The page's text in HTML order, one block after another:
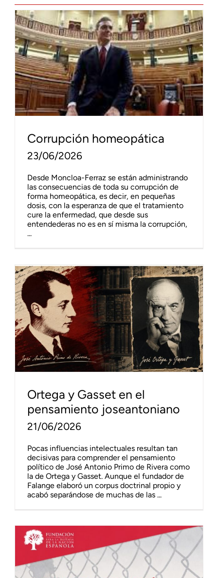
Corrupción homeopática
23/06/2026
Desde Moncloa-Ferraz se están administrando
las consecuencias de toda su corrupción de
forma homeopática, es decir, en pequeñas
dosis, con la esperanza de que el tratamiento
cure la enfermedad, que desde sus
entendederas no es en sí misma la corrupción,
...
Ortega y Gasset en el
pensamiento joseantoniano
21/06/2026
Pocas influencias intelectuales resultan tan
decisivas para comprender el pensamiento
político de José Antonio Primo de Rivera como
la de Ortega y Gasset. Aunque el fundador de
Falange elaboró un corpus doctrinal propio y
acabó separándose de muchas de las ...